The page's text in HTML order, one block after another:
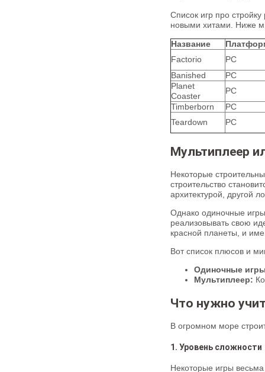
Список игр про
новыми хитами. Ниже
Название
Factorio
PC
Banished
PC
Planet
Coaster
PC
Timberborn
PC
Teardown
PC
Мультиплеер
Некоторые
строительство
архитектурой, другой
Однако одиночные
реализовывать свою
красной планеты, и
Вот список плюсов и
Одиночные
Мультиплеер:
Что нужно
В огромном море
1. Уровень сложности
Некоторые игры